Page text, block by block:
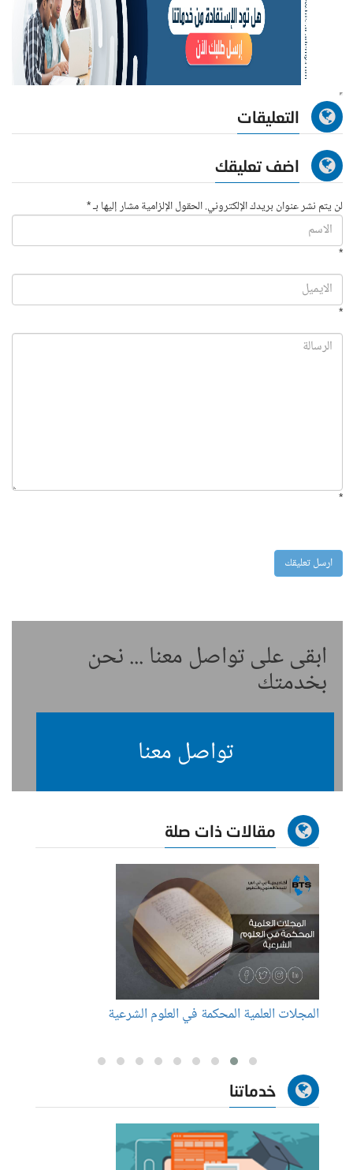
التعليقات
اضف تعليقك
لن يتم نشر عنوان بريدك الإلكتروني. الحقول الإلزامية مشار إليها بـ *
*
*
*
ابقى على تواصل معنا ... نحن
بخدمتك
تواصل معنا
مقالات ذات صلة
المجلات العلمية المحكمة في العلوم الشرعية
خدماتنا